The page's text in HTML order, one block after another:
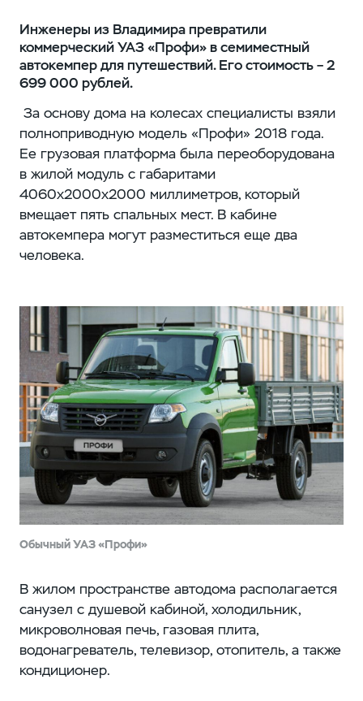
Инженеры из Владимира превратили
коммерческий УАЗ «Профи» в семиместный
автокемпер для путешествий. Его стоимость – 2
699 000 рублей.
За основу дома на колесах специалисты взяли
полноприводную модель «Профи» 2018 года.
Ее грузовая платформа была переоборудована
в жилой модуль с габаритами
4060х2000х2000 миллиметров, который
вмещает пять спальных мест. В кабине
автокемпера могут разместиться еще два
человека.
Обычный УАЗ «Профи»
В жилом пространстве автодома располагается
санузел с душевой кабиной, холодильник,
микроволновая печь, газовая плита,
водонагреватель, телевизор, отопитель, а также
кондиционер.